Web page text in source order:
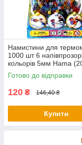
Намистини для
1000 шт 6
кольорів 5мм Hama
Готово до відправки
120 ₴ 146,40 ₴
Купити